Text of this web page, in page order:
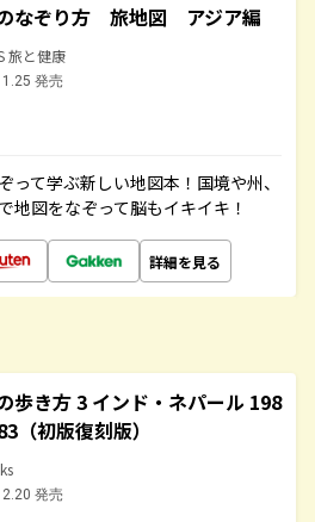
なぞり方 旅地図 アジア編
旅と健康
発売
って学ぶ新しい地図本！国境や州、
地図をなぞって脳もイキイキ！
詳細を見る
歩き方 3 インド・ネパール 198
（初版復刻版）
発売